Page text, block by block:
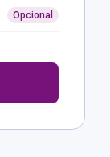
Opcional